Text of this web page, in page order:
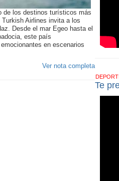
de los destinos turísticos más
Airlines invita a los
Desde el mar Egeo hasta el
este país
en escenarios
Ver nota completa
Te